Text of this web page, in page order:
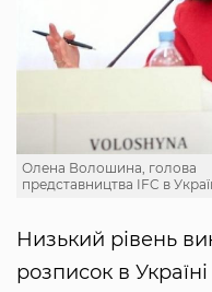
Олена Волошина, голова
представництва IFC в
Низький рівень
розписок в